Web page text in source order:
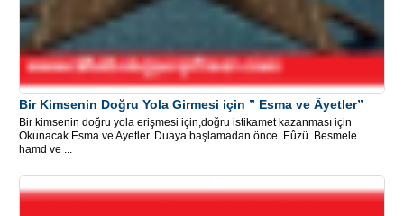
Bir Kimsenin Doğru Yola Girmesi için ” Esma ve Âyetler”
Bir kimsenin doğru yola erişmesi için,doğru istikamet kazanması için
Okunacak Esma ve Ayetler. Duaya başlamadan önce Eûzü Besmele
hamd ve ...